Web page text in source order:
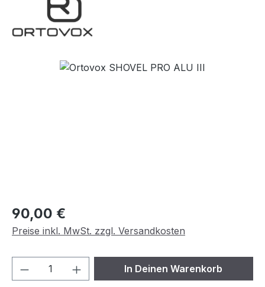
Bildergalerie überspringen
Regulärer Preis:
90,00 €
Preise inkl. MwSt. zzgl. Versandkosten
Produkt Anzahl: Gib denIn Deinen Warenkorb